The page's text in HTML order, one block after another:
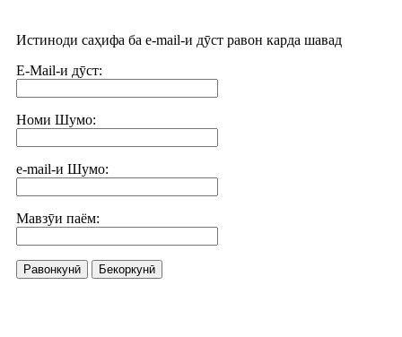
Истиноди саҳифа ба e-mail-и дӯст равон карда шавад
E-Mail-и дӯст:
Номи Шумо:
e-mail-и Шумо:
Мавзӯи паём:
Равонкунӣ Бекоркунӣ